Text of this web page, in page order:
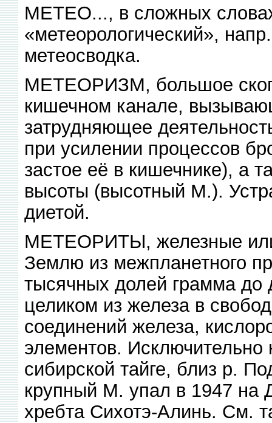
МЕТЕО..., в сложных
«метеорологический»,
метеосводка.
МЕТЕОРИЗМ, большое
кишечном канале,
затрудняющее
при усилении процессов
застое её в кишечнике), а
высоты (высотный М.).
диетой.
МЕТЕОРИТЫ, железные
Землю из межпланетного
тысячных долей грамма до
целиком из железа в
соединений железа,
элементов.
сибирской тайге, близ р.
крупный М. упал в 1947 на
хребта Сихотэ-Алинь. См.